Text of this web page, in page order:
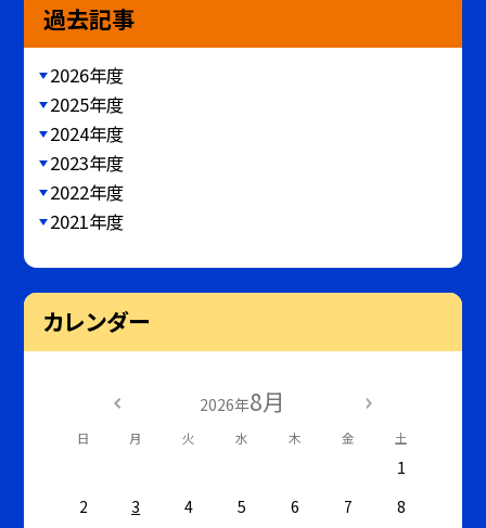
過去記事
2026年度
2025年度
2024年度
2023年度
2022年度
2021年度
カレンダー
2026年8月
日 月 火 水 木 金 土
1
2
3 4 5 6 7
8